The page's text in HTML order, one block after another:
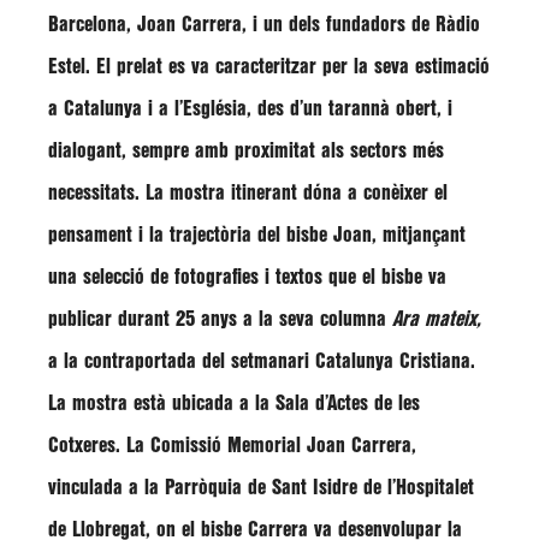
Barcelona, Joan Carrera, i un dels fundadors de Ràdio
Estel. El prelat es va caracteritzar per la seva estimació
a Catalunya i a l’Església, des d’un tarannà obert, i
dialogant, sempre amb proximitat als sectors més
necessitats. La mostra itinerant dóna a conèixer el
pensament i la trajectòria del bisbe Joan, mitjançant
una selecció de fotografies i textos que el bisbe va
publicar durant 25 anys a la seva columna Ara mateix,
a la contraportada del setmanari Catalunya Cristiana.
La mostra està ubicada a la Sala d’Actes de les
Cotxeres. La Comissió Memorial Joan Carrera,
vinculada a la Parròquia de Sant Isidre de l’Hospitalet
de Llobregat, on el bisbe Carrera va desenvolupar la